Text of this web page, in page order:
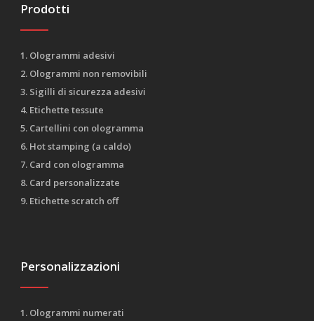
Prodotti
1. Ologrammi adesivi
2. Ologrammi non removibili
3. Sigilli di sicurezza adesivi
4. Etichette tessute
5. Cartellini con ologramma
6. Hot stamping (a caldo)
7. Card con ologramma
8. Card personalizzate
9. Etichette scratch off
Personalizzazioni
1. Ologrammi numerati